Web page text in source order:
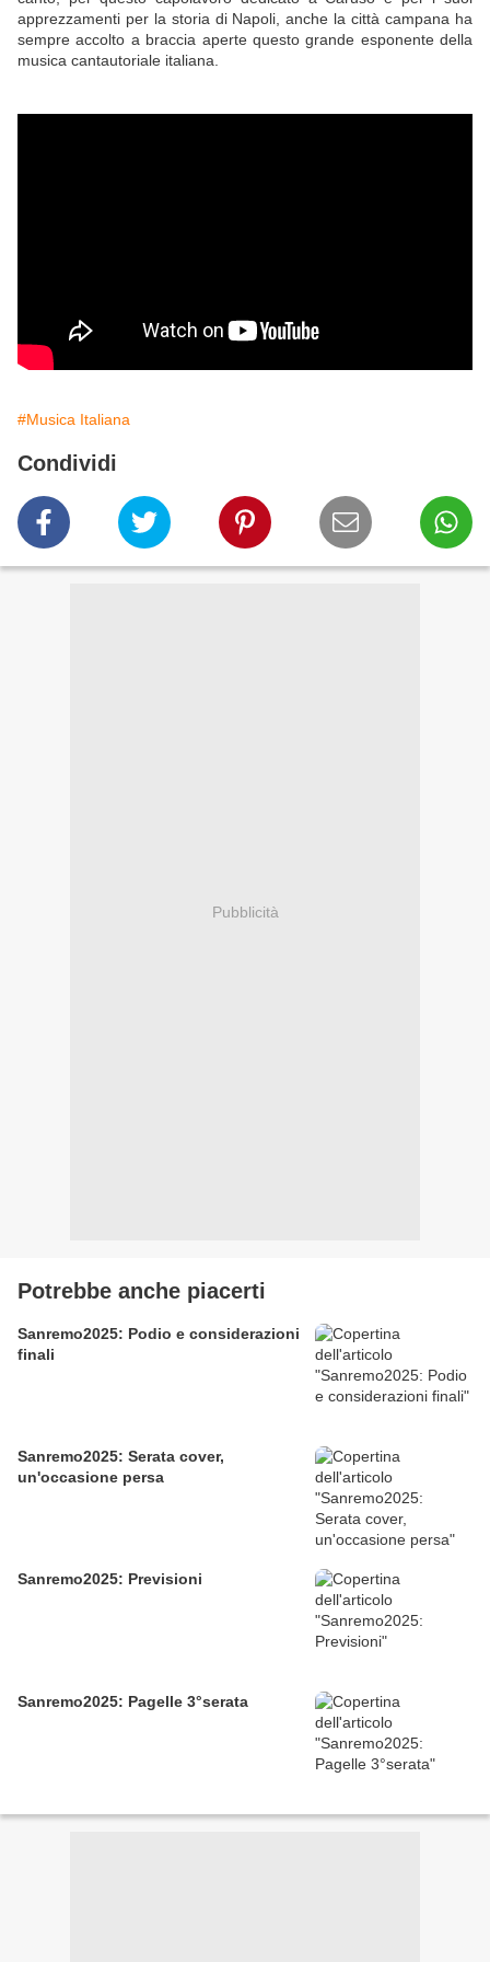
apprezzamenti per la storia di Napoli, anche la città campana ha
sempre accolto a braccia aperte questo grande esponente della
musica cantautoriale italiana.
#Musica Italiana
Condividi
Pubblicità
Potrebbe anche piacerti
Sanremo2025: Podio e considerazioni
finali
Sanremo2025: Serata cover,
un'occasione persa
Sanremo2025: Previsioni
Sanremo2025: Pagelle 3°serata